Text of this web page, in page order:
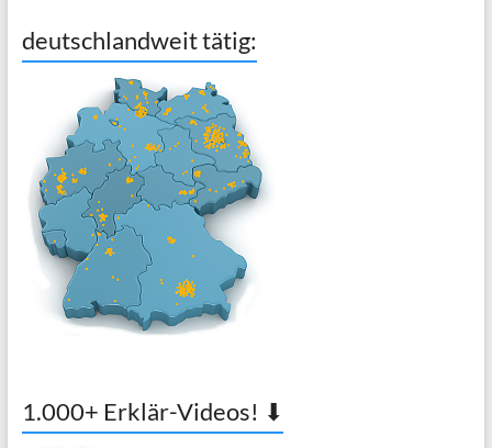
deutschlandweit tätig:
1.000+ Erklär-Videos! ⬇